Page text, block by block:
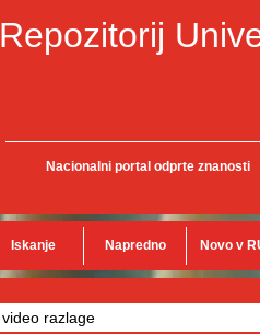
Repozitorij
Nacionalni portal odprte znanosti
Iskanje Napredno Novo v